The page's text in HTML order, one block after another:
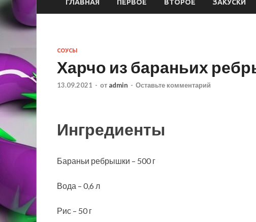
ГЛАВНАЯ ПЕРВОЕ ВТОРОЕ ЗАКУСКИ
СОУСЫ
Харчо из бараньих
13.09.2021 - от admin - Оставьте комментарий
Ингредиенты
Бараньи ребрышки – 500 г
Вода – 0,6 л
Рис – 50 г